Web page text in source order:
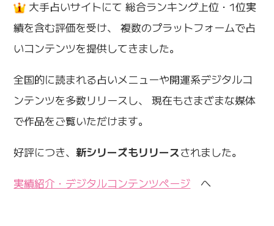
大手占いサイトにて 総合ランキング上位・1位実
績を含む評価を受け、 複数のプラットフォームで占
いコンテンツを提供してきました。
全国的に読まれる占いメニューや開運系デジタルコ
ンテンツを多数リリースし、 現在もさまざまな媒体
で作品をご覧いただけます。
好評につき、 新シリーズもリリースされました。
実績紹介・デジタルコンテンツページ へ